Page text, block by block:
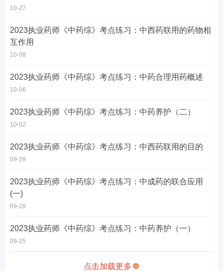
10-27
2023执业药师《中药综》考点练习：中西药联用的药物相
互作用
10-08
2023执业药师《中药综》考点练习：中药合理用药概述
10-06
2023执业药师《中药综》考点练习：中药养护（二）
10-02
2023执业药师《中药综》考点练习：中西药联用的目的
09-28
2023执业药师《中药综》考点练习：中成药的联合应用
(一)
09-28
2023执业药师《中药综》考点练习：中药养护（一）
09-25
点击加载更多